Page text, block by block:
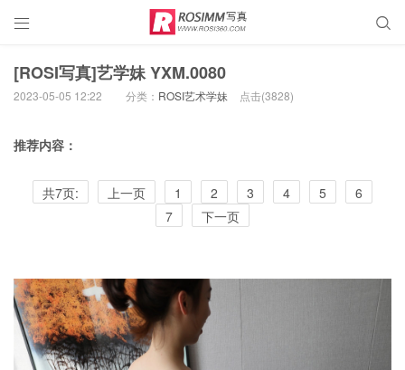
 
[ROSI写真]艺学妹 YXM.0080
2023-05-05 12:22 分类： ROSI艺术学妹 点击(3828)
推荐内容：
共7页: 上一页 1 2 3 4 5
6
7
下一页